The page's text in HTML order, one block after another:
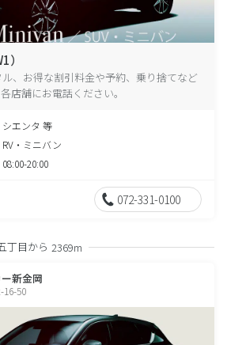
）
、お得な割引料金や予約、乗り捨てなど
店舗にお電話ください。
シエンタ 等
RV・ミニバン
08:00-20:00
072-331-0100
丁目から 2369m
新金岡
50